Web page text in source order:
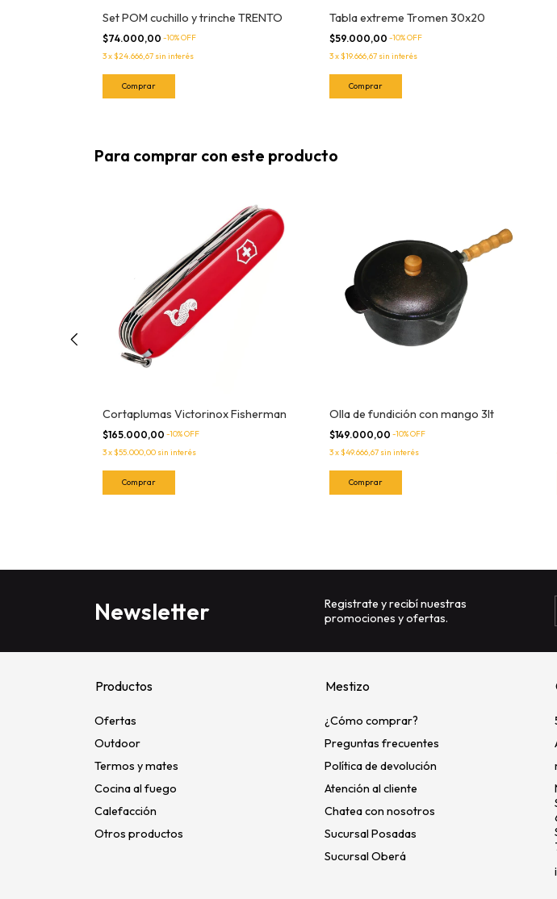
Set POM cuchillo y trinche TRENTO
$74.000,00 -10% OFF
3x$24.666,67 sin interés
Tabla extreme Tromen 30x20
$59.000,00-10% OFF
3x$19.666,67 sin interés
Para comprar con este producto
Cortaplumas Victorinox Fisherman
$165.000,00 -10% OFF
3x$55.000,00 sin interés
Olla de fundición con mango 3lt
$149.000,00-10% OFF
3x$49.666,67 sin interés
Newsletter
Registrate y recibí nuestras
promociones y ofertas.
Productos
Ofertas
Outdoor
Termos y mates
Cocina al fuego
Calefacción
Otros productos
Mestizo
¿Cómo comprar?
Preguntas frecuentes
Política de devolución
Atención al cliente
Chatea con nosotros
Sucursal Posadas
Sucursal Oberá